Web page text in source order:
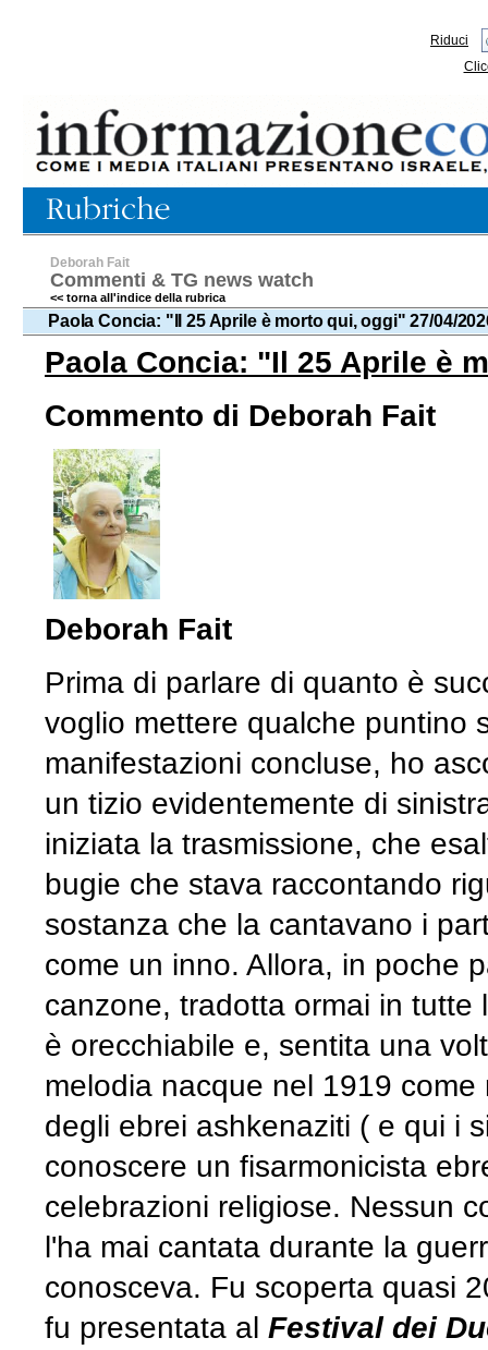
Riduci
Deborah Fait
Commenti & TG news watch
<< torna all'indice della rubrica
Paola Concia: "Il 25 Aprile è morto qui, oggi" 27/04/
Paola Concia: "Il 25 Aprile è
Commento di Deborah Fait
Deborah Fait
Prima di parlare di quanto è
voglio mettere qualche puntino
manifestazioni concluse, ho
un tizio evidentemente di
iniziata la trasmissione, che
bugie che stava raccontando
sostanza che la cantavano i
come un inno. Allora, in poche
canzone, tradotta ormai in
è orecchiabile e, sentita una
melodia nacque nel 1919
degli ebrei ashkenaziti ( e qui i
conoscere un fisarmonicista
celebrazioni religiose. Nessun
l'ha mai cantata durante la
conosceva. Fu scoperta quasi
fu presentata al Festival dei